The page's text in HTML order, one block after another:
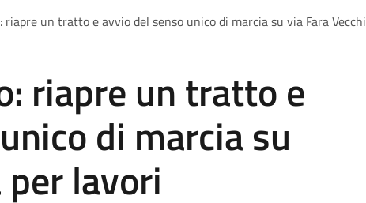
un tratto e avvio del senso unico di marcia su via Fara
riapre un tratto e
di marcia su
per lavori